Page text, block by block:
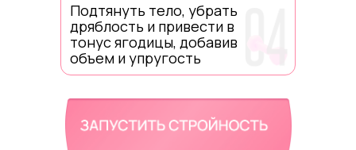
Подтянуть тело, убрать
дряблость и привести в
тонус ягодицы, добавив
объем и упругость